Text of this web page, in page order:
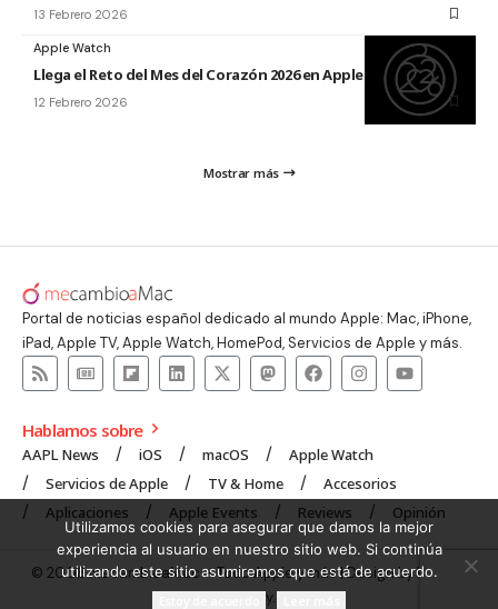
13 Febrero 2026
Apple Watch
Llega el Reto del Mes del Corazón 2026 en Apple Watch
12 Febrero 2026
Mostrar más
Portal de noticias español dedicado al mundo Apple: Mac, iPhone,
iPad, Apple TV, Apple Watch, HomePod, Servicios de Apple y más.
Hablamos sobre
AAPL News iOS macOS
Apple Watch
Servicios de Apple
TV & Home
Accesorios
Aplicaciones
Apple Events Reviews Opinión
© 2008 mecambioaMac – Todo Apple y más | Design byUNXON
Agency.
Utilizamos cookies para asegurar que damos la mejor
experiencia al usuario en nuestro sitio web. Si continúa
utilizando este sitio asumiremos que está de acuerdo.